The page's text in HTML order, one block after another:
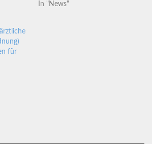
In "News"
für